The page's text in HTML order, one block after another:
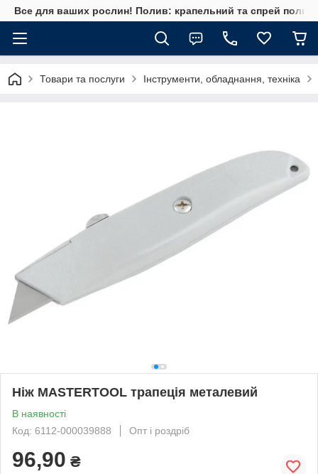
Все для ваших рослин! Полив: крапельний та спрей полив,
Товари та послуги Інструменти, обладнання, техніка
Ніж MASTERTOOL трапеція металевий
В наявності
Код: 6112-000039888
Опт і роздріб
96,90 ₴